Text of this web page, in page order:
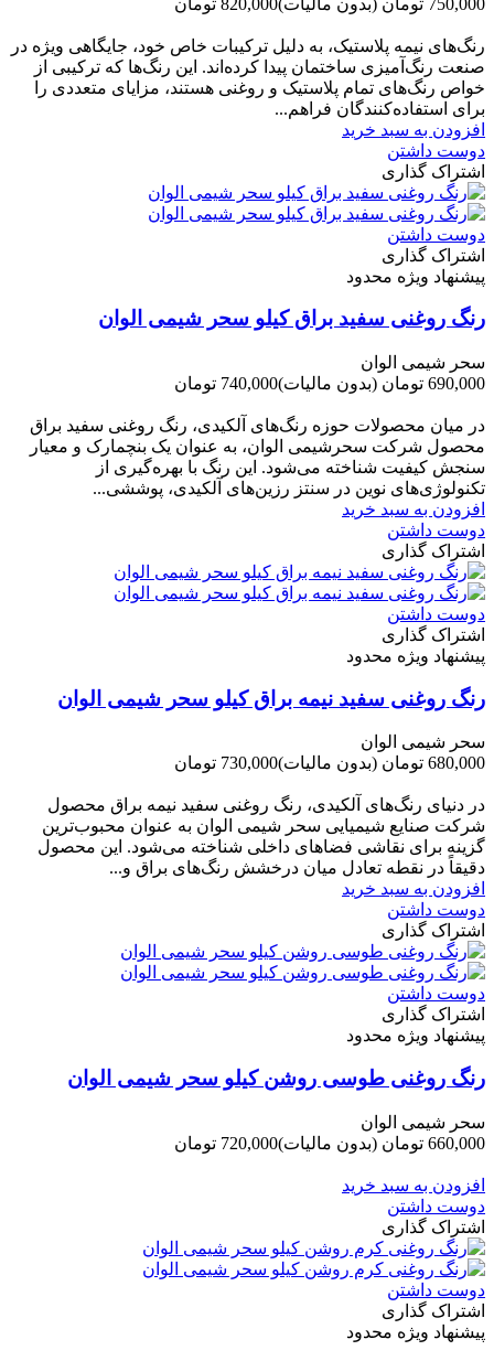
رنگ‌های نیمه پلاستیک، به دلیل ترکیبات خاص خود، جایگاهی ویژه در
صنعت رنگ‌آمیزی ساختمان پیدا کرده‌اند. این رنگ‌ها که ترکیبی از
خواص رنگ‌های تمام پلاستیک و روغنی هستند، مزایای متعددی را
برای استفاده‌کنندگان فراهم...
افزودن به سبد خرید
دوست داشتن
اشتراک گذاری
دوست داشتن
اشتراک گذاری
پیشنهاد ویژه محدود
رنگ روغنی سفید براق کیلو سحر شیمی الوان
سحر شیمی الوان
690,000 تومان
(بدون مالیات)740,000 تومان
در میان محصولات حوزه رنگ‌های آلکیدی، رنگ روغنی سفید براق
محصول شرکت سحرشیمی الوان، به عنوان یک بنچمارک و معیار
سنجش کیفیت شناخته می‌شود. این رنگ با بهره‌گیری از
تکنولوژی‌های نوین در سنتز رزین‌های آلکیدی، پوششی...
افزودن به سبد خرید
دوست داشتن
اشتراک گذاری
دوست داشتن
اشتراک گذاری
پیشنهاد ویژه محدود
رنگ روغنی سفید نیمه براق کیلو سحر شیمی الوان
سحر شیمی الوان
680,000 تومان
(بدون مالیات)730,000 تومان
در دنیای رنگ‌های آلکیدی، رنگ روغنی سفید نیمه براق محصول
شرکت صنایع شیمیایی سحر شیمی الوان به عنوان محبوب‌ترین
گزینه برای نقاشی فضاهای داخلی شناخته می‌شود. این محصول
دقیقاً در نقطه تعادل میان درخشش رنگ‌های براق و...
افزودن به سبد خرید
دوست داشتن
اشتراک گذاری
دوست داشتن
اشتراک گذاری
پیشنهاد ویژه محدود
رنگ روغنی طوسی روشن کیلو سحر شیمی الوان
سحر شیمی الوان
660,000 تومان
(بدون مالیات)720,000 تومان
افزودن به سبد خرید
دوست داشتن
اشتراک گذاری
دوست داشتن
اشتراک گذاری
پیشنهاد ویژه محدود